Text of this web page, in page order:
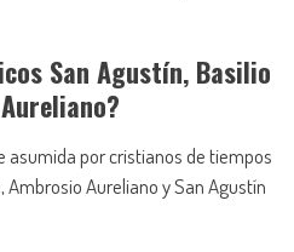
San Agustín, Basilio
asumida por cristianos de tiempos
Aureliano y San Agustín